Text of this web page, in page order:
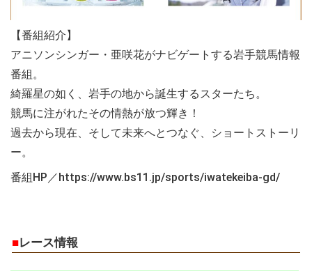
【番組紹介】
アニソンシンガー・亜咲花がナビゲートする岩手競馬情報
番組。
綺羅星の如く、岩手の地から誕生するスターたち。
競馬に注がれたその情熱が放つ輝き！
過去から現在、そして未来へとつなぐ、ショートストーリ
ー。
番組HP／https://www.bs11.jp/sports/iwatekeiba-gd/
■レース情報